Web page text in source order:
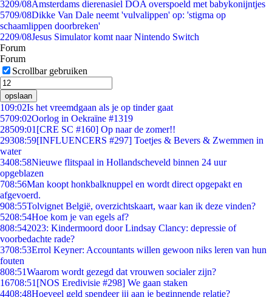
3209/08Amsterdams dierenasiel DOA overspoeld met babykonijntjes
5709/08Dikke Van Dale neemt 'vulvalippen' op: 'stigma op
schaamlippen doorbreken'
2209/08Jesus Simulator komt naar Nintendo Switch
Forum
Forum
Scrollbar gebruiken
opslaan
109:02Is het vreemdgaan als je op tinder gaat
5709:02Oorlog in Oekraïne #1319
28509:01 [CRE SC #160] Op naar de zomer!!
29308:59[INFLUENCERS #297] Toetjes & Bevers & Zwemmen in
water
3408:58Nieuwe flitspaal in Hollandscheveld binnen 24 uur
opgeblazen
708:56Man koopt honkbalknuppel en wordt direct opgepakt en
afgevoerd.
908:55Tolvignet België, overzichtskaart, waar kan ik deze vinden?
5208:54Hoe kom je van egels af?
808:542023: Kindermoord door Lindsay Clancy: depressie of
voorbedachte rade?
3708:53Errol Keyner: Accountants willen gewoon niks leren van hun
fouten
808:51Waarom wordt gezegd dat vrouwen socialer zijn?
16708:51 [NOS Eredivisie #298] We gaan staken
4408:48Hoeveel geld spendeer jij aan je beginnende relatie?